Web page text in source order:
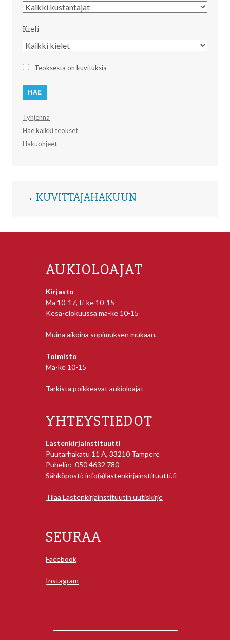
Kustantaja
Kieli
Kieli
Teoksesta on kuvituksia
Tyhjennä
Hae kaikki teokset
Hakuohjeet
→ KUVITTAJAHAKUUN
AUKIOLOAJAT
Kirjasto
Ma 10-17, ti-ke 10-15
Kesä-elokuussa ma-ke 10-15
Muina aikoina sopimuksen mukaan.
Toimisto
Ma-ke 10-15
Tarkista poikkeavat aukioloajat
YHTEYSTIEDOT
Lastenkirjainstituutti
Puutarhakatu 11 A, 33210 Tampere
Puhelin: 050 4632 780
Sähköposti: info(a)lastenkirjainstituutti.fi
Tilaa Lastenkirjainstituutin uutiskirje
SEURAA
Facebook
Instagram